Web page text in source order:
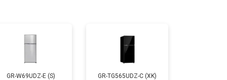
Заказать
GR-W69UDZ-E (S) GR-TG565UDZ-C (XK)